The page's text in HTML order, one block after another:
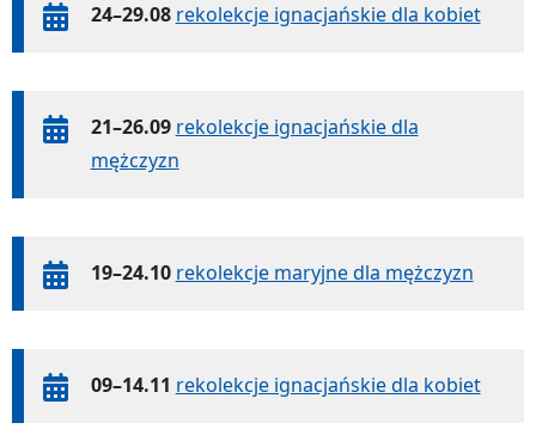
24–29.08 rekolekcje ignacjańskie dla kobiet
21–26.09 rekolekcje ignacjańskie dla
mężczyzn
19–24.10 rekolekcje maryjne dla mężczyzn
09–14.11 rekolekcje ignacjańskie dla kobiet